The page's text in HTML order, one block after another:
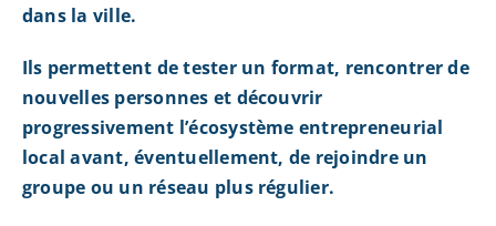
dans la ville.
Ils permettent de tester un format, rencontrer de
nouvelles personnes et découvrir
progressivement l’écosystème entrepreneurial
local avant, éventuellement, de rejoindre un
groupe ou un réseau plus régulier.